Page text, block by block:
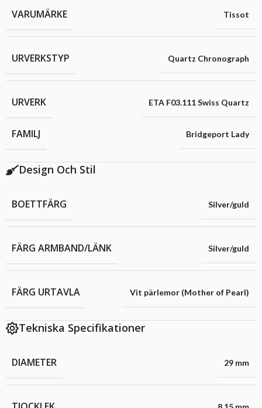
VARUMÄRKE Tissot
URVERKSTYP Quartz Chronograph
URVERK ETA F03.111 Swiss Quartz
FAMILJ Bridgeport Lady
Design Och Stil
BOETTFÄRG Silver/guld
FÄRG ARMBAND/LÄNK Silver/guld
FÄRG URTAVLA Vit pärlemor (Mother of Pearl)
Tekniska Specifikationer
DIAMETER 29 mm